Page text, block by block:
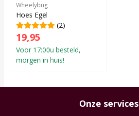
Wheelybug
Hoes Egel
(2)
19,95
Voor 17:00u besteld,
morgen in huis!
Onze services